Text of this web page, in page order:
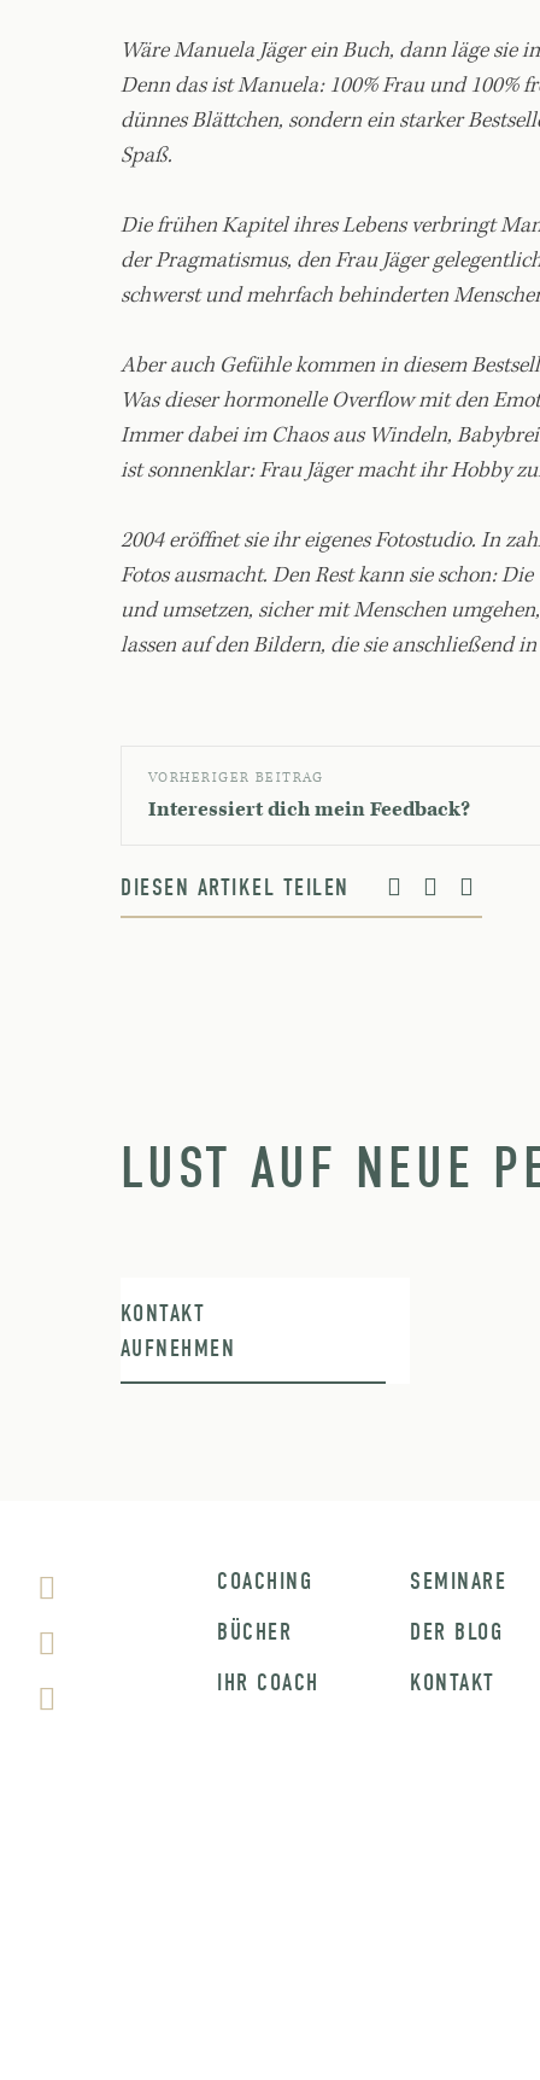
Wäre Manuela Jäger ein Buch, dann läge sie
Denn das ist Manuela: 100% Frau und 100%
dünnes Blättchen, sondern ein starker
Spaß.
Die frühen Kapitel ihres Lebens verbringt
der Pragmatismus, den Frau Jäger
schwerst und mehrfach behinderten
Aber auch Gefühle kommen in diesem
Was dieser hormonelle Overflow mit den
Immer dabei im Chaos aus Windeln,
ist sonnenklar: Frau Jäger macht ihr Hobby
2004 eröffnet sie ihr eigenes Fotostudio. In
Fotos ausmacht. Den Rest kann sie schon:
und umsetzen, sicher mit Menschen
lassen auf den Bildern, die sie anschließend
VORHERIGER BEITRAG
Interessiert dich mein Feedback?
DIESEN ARTIKEL TEILEN
LUST AUF NEUE
KONTAKT
AUFNEHMEN
COACHING
BÜCHER
IHR COACH
SEMINARE
DER BLOG
KONTAKT